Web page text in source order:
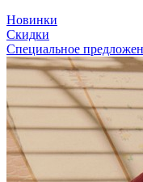
Новинки
Скидки
Специальное